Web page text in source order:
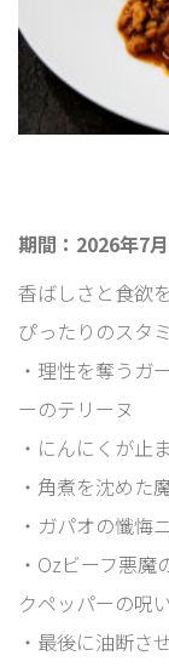
期間：2026年7
香ばしさと食欲
ぴったりのスタ
・理性を奪うガ
ーのテリーヌ
・にんにくが止
・角煮を沈めた
・ガパオの懺悔
・Ozビーフ悪
クペッパーの
・最後に油断さ